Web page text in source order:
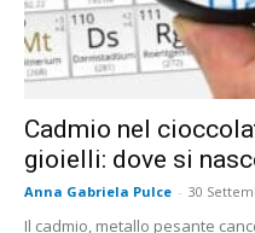
Cadmio nel
gioielli: dove si
Anna Gabriela Pulce - 30
Il cadmio, metallo pesante